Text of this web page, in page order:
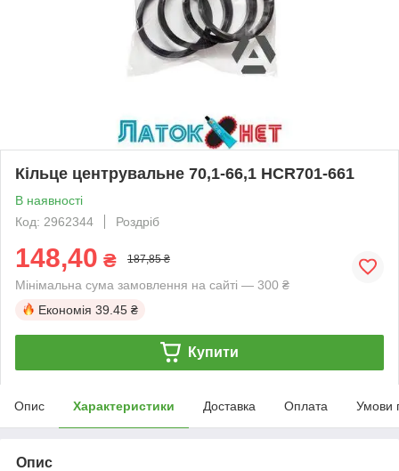
Кільце центрувальне 70,1-66,1 HCR701-661
В наявності
Код: 2962344
Роздріб
148,40 ₴ 187,85 ₴
Мінімальна сума замовлення на сайті — 300 ₴
Економія 39.45 ₴
Купити
Опис Характеристики Доставка Оплата Умови
Опис